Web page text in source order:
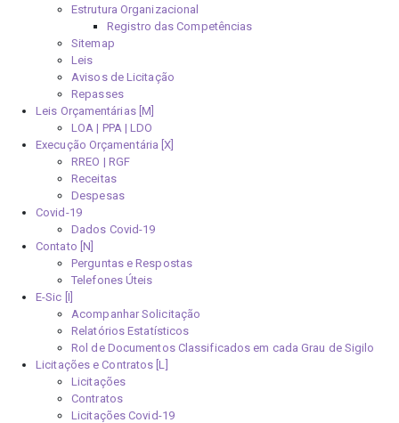
Estrutura Organizacional
Registro das Competências
Sitemap
Leis
Avisos de Licitação
Repasses
Leis Orçamentárias [M]
LOA | PPA | LDO
Execução Orçamentária [X]
RREO | RGF
Receitas
Despesas
Covid-19
Dados Covid-19
Contato [N]
Perguntas e Respostas
Telefones Úteis
E-Sic [I]
Acompanhar Solicitação
Relatórios Estatísticos
Rol de Documentos Classificados em cada Grau de Sigilo
Licitações e Contratos [L]
Licitações
Contratos
Licitações Covid-19